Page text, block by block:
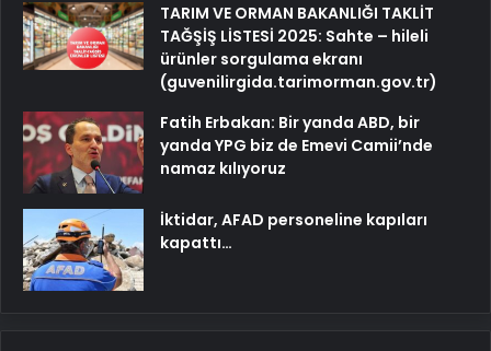
TARIM VE ORMAN BAKANLIĞI TAKLİT
TAĞŞİŞ LİSTESİ 2025: Sahte – hileli
ürünler sorgulama ekranı
(guvenilirgida.tarimorman.gov.tr)
Fatih Erbakan: Bir yanda ABD, bir
yanda YPG biz de Emevi Camii’nde
namaz kılıyoruz
İktidar, AFAD personeline kapıları
kapattı…